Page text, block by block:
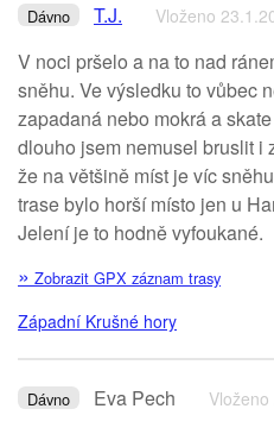
Dávno T.J. Vloženo
V noci pršelo a na to nad
sněhu. Ve výsledku to vůbec
zapadaná nebo mokrá a
dlouho jsem nemusel bruslit i
že na většině míst je víc
trase bylo horší místo jen u
Jelení je to hodně vyfoukané.
» Zobrazit GPX záznam trasy
Západní Krušné hory
Dávno Eva Pech